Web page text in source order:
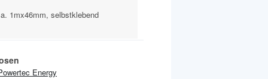
1mx46mm, selbstklebend
Energy